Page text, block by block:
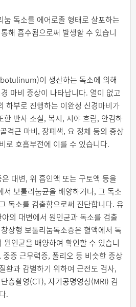
눔 독소를 에어로졸 형태로 살포하는
해 흡수됨으로써 발생할 수 있습니
이 생산하는 독소에 의해
마비 증상이 나타납니다. 열이 없고
하부로 진행하는 이완성 신경마비가
한 반사 소실, 복시, 시야 흐림, 안검하
격근 마비, 장폐색, 요 정체 등의 증상
로 호흡부전에 이를 수 있습니다.
대변, 위 흡인액 또는 구토액 등을
서 보툴리눔균을 배양하거나, 그 독소
독소를 검출함으로써 진단합니다. 유
의 대변에서 원인균과 독소를 검출
상형 보툴리눔독소증은 혈액에서 독
인균을 배양하여 확인할 수 있습니
증 근무력증, 폴리오 등 비슷한 증상
환과 감별하기 위하여 근전도 검사,
층촬영(CT), 자기공명영상(MRI) 검
.